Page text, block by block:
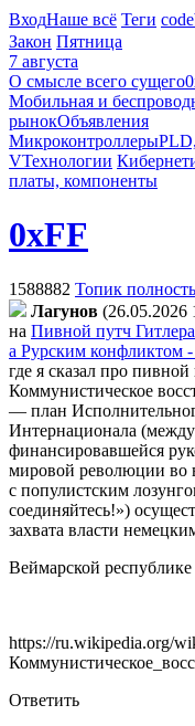
ВходНаше всё Теги
Закон Пятница
7 августа
О смысле всего сущего
Мобильная и
рынокОбъявления
Микроконтроллеры
VТехнологии
платы, компоненты
0xFF
1588882 Топик
Лaгyнoв (26.05.2026
на Пивной путч
а Рурским конфликтом
где я сказал про
Коммунистическое
— план
Интернационала
финансировавшейся
мировой революции во
с популистским
соединяйтесь!»)
захвата власти
Веймарской республике
https://ru.wikipedia.org/
Ответить